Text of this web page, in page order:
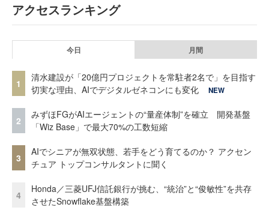
アクセスランキング
今日 月間
1
清水建設が「20億円プロジェクトを常駐者2名で」を目指す
切実な理由、AIでデジタルゼネコンにも変化
NEW
2
みずほFGがAIエージェントの“量産体制”を確立 開発基盤
「Wiz Base」で最大70%の工数短縮
3
AIでシニアが無双状態、若手をどう育てるのか？ アクセン
チュア トップコンサルタントに聞く
4
Honda／三菱UFJ信託銀行が挑む、“統治”と“俊敏性”を共存
させたSnowflake基盤構築